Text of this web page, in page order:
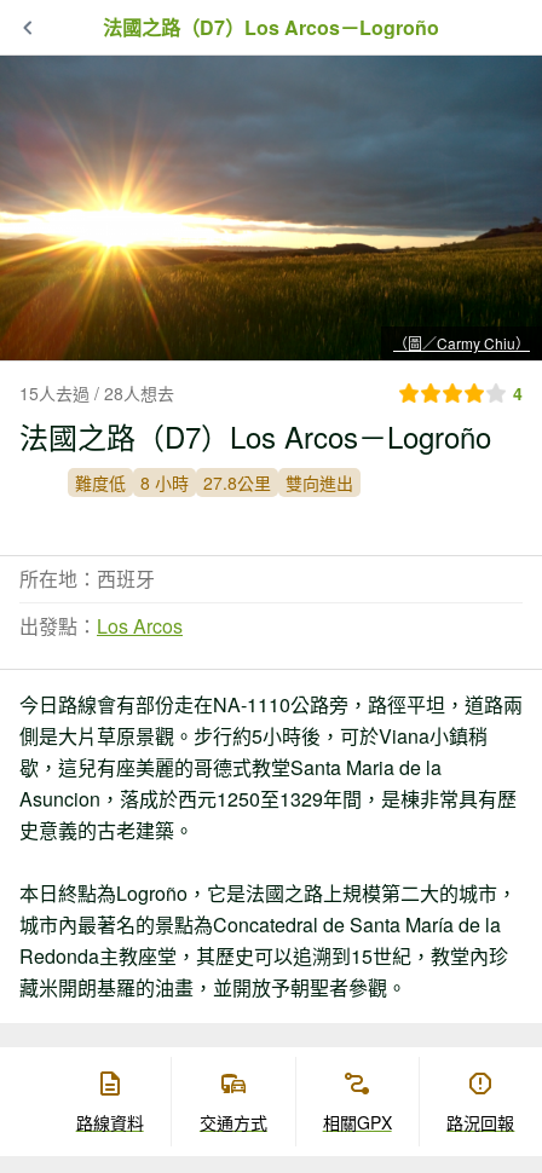
法國之路（D7）Los Arcos－Logroño
（圖／Carmy Chiu）
15人去過 / 28人想去 4
法國之路（D7）Los Arcos－Logroño
難度低 8 小時 27.8公里 雙向進出
所在地：西班牙
出發點： Los Arcos
今日路線會有部份走在NA-1110公路旁，路徑平坦，道路兩
側是大片草原景觀。步行約5小時後，可於Viana小鎮稍
歇，這兒有座美麗的哥德式教堂Santa Maria de la
Asuncion，落成於西元1250至1329年間，是棟非常具有歷
史意義的古老建築。
本日終點為Logroño，它是法國之路上規模第二大的城市，
城市內最著名的景點為Concatedral de Santa María de la
Redonda主教座堂，其歷史可以追溯到15世紀，教堂內珍
藏米開朗基羅的油畫，並開放予朝聖者參觀。
路線資料 交通方式 相關GPX 路況回報